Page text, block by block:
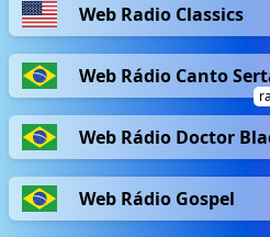
Web Radio Classics
Web Rádio Canto
Web Rádio Doctor
Web Rádio Gospel